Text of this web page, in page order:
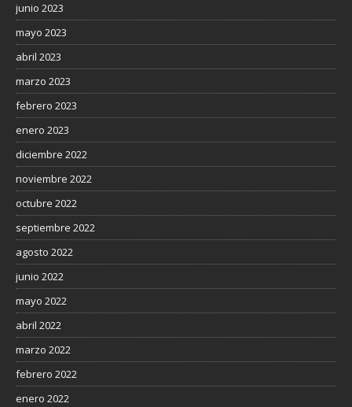
junio 2023
mayo 2023
abril 2023
marzo 2023
febrero 2023
enero 2023
diciembre 2022
noviembre 2022
octubre 2022
septiembre 2022
agosto 2022
junio 2022
mayo 2022
abril 2022
marzo 2022
febrero 2022
enero 2022